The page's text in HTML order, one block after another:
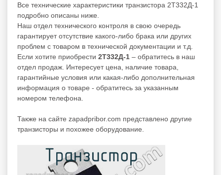
Все технические характеристики транзистора 2Т332Д-1
подробно описаны ниже.
Наш отдел технического контроля в свою очередь
гарантирует отсутствие какого-либо брака или других
проблем с товаром в технической документации и т.д.
Если хотите приобрести 2Т332Д-1 – обратитесь в наш
отдел продаж. Интересует цена, наличие товара,
гарантийные условия или какая-либо дополнительная
информация о товаре - обратитесь за указанным
номером телефона.
Также на сайте zapadpribor.com представлено другие
транзисторы и похожее оборудование.